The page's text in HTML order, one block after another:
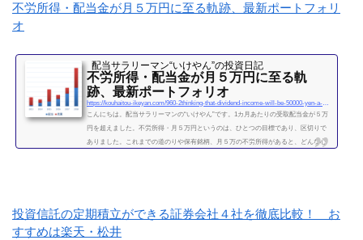
不労所得・配当金が月５万円に至る軌跡、最新ポートフォリ
オ
配当サラリーマン“いけやん”の投資日記 ​
不労所得・配当金が月５万円に至る軌
跡、最新ポートフォリオ
https://kouhaitou-ikeyan.com/960-2thinking-that-dividend-income-will-be-50000-yen-a-month
こんにちは。配当サラリーマンの“いけやん”です。1カ月あたりの受取配当金が５万
円を超えました。不労所得・月５万円というのは、ひとつの目標であり、区切りで
ありました。これまでの道のりや保有銘柄、月５万の不労所得があると、どんな心
続きを読む
投資信託の定期積立ができる証券会社４社を徹底比較！ お
すすめは楽天・松井